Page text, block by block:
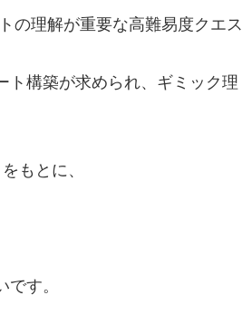
の理解が重要な高難易度クエス
ト構築が求められ、ギミック理
もとに、
す。